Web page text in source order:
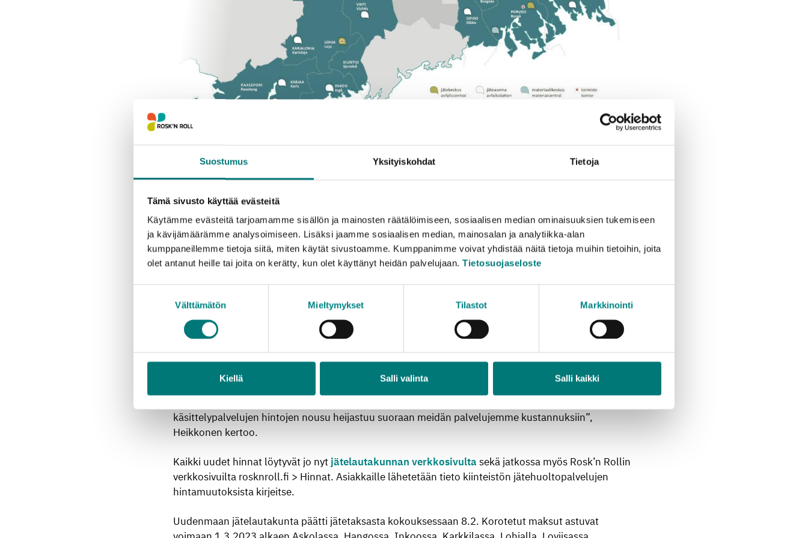
Suostumus Yksityiskohdat Tietoja
Tämä sivusto käyttää evästeitä
Käytämme evästeitä tarjoamamme sisällön ja mainosten räätälöimiseen, sosiaalisen median ominaisuuksien tukemiseen
ja kävijämäärämme analysoimiseen. Lisäksi jaamme sosiaalisen median, mainosalan ja analytiikka-alan
kumppaneillemme tietoja siitä, miten käytät sivustoamme. Kumppanimme voivat yhdistää näitä tietoja muihin tietoihin, joita
olet antanut heille tai joita on kerätty, kun olet käyttänyt heidän palvelujaan. Tietosuojaseloste
Välttämätön Mieltymykset Tilastot Markkinointi
Kiellä Salli valinta Salli kaikki
Jätemaksut nousevat Itä- ja Länsi-Uudellamaalla 1.3.2023 lähtien.
“Tyypillisimmät jäteastioiden tyhjennyshintamme ovat pysyneet ennallaan useimmissa kunnissa jo
lähes kymmenen vuotta”, sanoo Rosk’n Rollin toimitusjohtajaVesa Heikkonen.
Alueen omakotitalouksilla yleisimmän, 240-litraisen sekajäteastian tyhjennysmaksu nousee
asuinkunnasta riippuen 5,74–6,86 eurosta 6,86–8,20 euroon/tyhjennys.
Jätehuollon perusmaksu on kotitalouksien asuntokohtainen kuukausimaksu. Perusmaksu nousee
vakituisilla asunnoilla 2,33 eurosta 2,91 euroon kuukaudessa ja vapaa-ajan asunnon perusmaksu
nousee 1,17 eurosta 1,46 euroon kuukaudessa.
sekajäte-erän vastaanottohinta nousee 10 eurosta 12 euroon.
käsittelypalvelujen hintojen nousu heijastuu suoraan meidän palvelujemme kustannuksiin”,
Heikkonen kertoo.
Kaikki uudet hinnat löytyvät jo nyt jätelautakunnan verkkosivulta sekä jatkossa myös Rosk’n Rollin
verkkosivuilta rosknroll.fi > Hinnat. Asiakkaille lähetetään tieto kiinteistön jätehuoltopalvelujen
hintamuutoksista kirjeitse.
Uudenmaan jätelautakunta päätti jätetaksasta kokouksessaan 8.2. Korotetut maksut astuvat